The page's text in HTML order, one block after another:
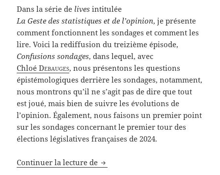
Dans la série de lives intitulée
La Geste des statistiques et de l’opinion, je présente
comment fonctionnent les sondages et comment les
lire. Voici la rediffusion du treizième épisode,
Confusions sondages, dans lequel, avec
ChloéDebauges, nous présentons les questions
épistémologiques derrière les sondages, notamment,
nous montrons qu’il ne s’agit pas de dire que tout
est joué, mais bien de suivre les évolutions de
l’opinion. Également, nous faisons un premier point
sur les sondages concernant le premier tour des
élections législatives françaises de 2024.
Continuer la lecture de La Geste des statistiques et de